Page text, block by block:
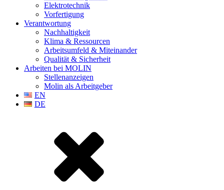
Elektrotechnik
Vorfertigung
Verantwortung
Nachhaltigkeit
Klima & Ressourcen
Arbeitsumfeld & Miteinander
Qualität & Sicherheit
Arbeiten bei MOLIN
Stellenanzeigen
Molin als Arbeitgeber
EN
DE